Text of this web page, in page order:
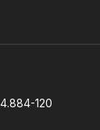
120